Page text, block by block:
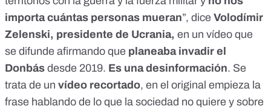
importa cuántas personas mueran”, dice Volodímir
Zelenski, presidente de Ucrania, en un vídeo que
se difunde afirmando que planeaba invadir el
Donbás desde 2019. Es una desinformación. Se
trata de un vídeo recortado, en el original empieza la
frase hablando de lo que la sociedad no quiere y sobre